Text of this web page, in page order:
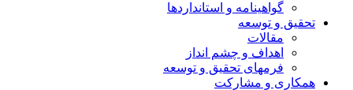
گواهينامه و استانداردها
تحقيق و توسعه
مقالات
اهداف و چشم انداز
فرمهای تحقیق و توسعه
همکاری و مشارکت